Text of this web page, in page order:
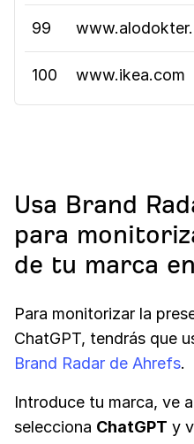
99
100 www.ikea.com
Usa Brand
para
de tu marca
Para monitorizar la
ChatGPT, tendrás que
Brand Radar de Ahrefs.
Introduce tu marca, ve a
selecciona ChatGPT y